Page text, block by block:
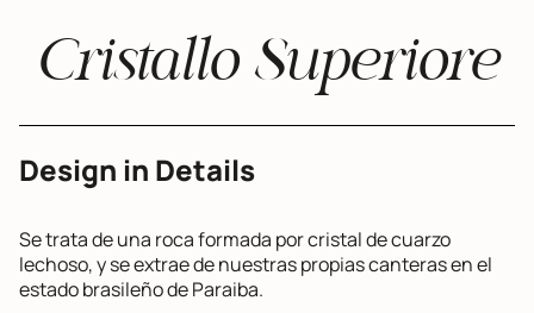
Cristallo Superiore
Design in Details
Se trata de una roca formada por cristal de cuarzo
lechoso, y se extrae de nuestras propias canteras en el
estado brasileño de Paraiba.